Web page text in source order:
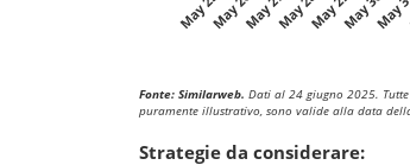
Fonte: Similarweb. Dati al 24 giugno 2025.
puramente illustrativo, sono valide alla data
Strategie da considerare: